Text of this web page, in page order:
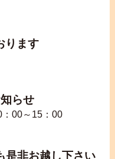
ります
らせ
：00～15：00
是非お越し下さい